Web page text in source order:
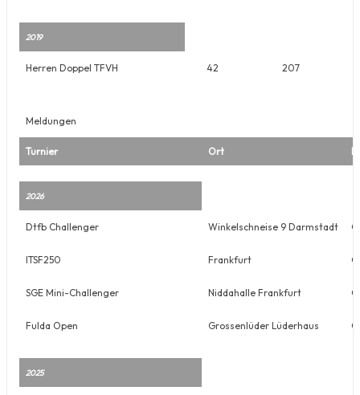
2019
Herren Doppel TFVH 42 207
Meldungen
Turnier Ort
2026
Dtfb Challenger Winkelschneise 9 Darmstadt
ITSF250 Frankfurt
SGE Mini-Challenger Niddahalle Frankfurt
Fulda Open Grossenlüder Lüderhaus
2025